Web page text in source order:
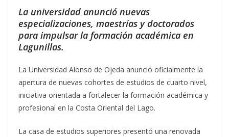
La universidad anunció nuevas
especializaciones, maestrías y doctorados
para impulsar la formación académica en
Lagunillas.
La Universidad Alonso de Ojeda anunció oficialmente la
apertura de nuevas cohortes de estudios de cuarto nivel,
iniciativa orientada a fortalecer la formación académica y
profesional en la Costa Oriental del Lago.
La casa de estudios superiores presentó una renovada